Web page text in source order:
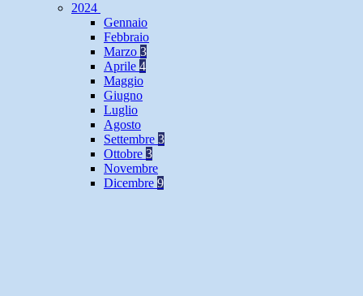
2024
Gennaio
Febbraio
Marzo 3
Aprile 4
Maggio
Giugno
Luglio
Agosto
Settembre 3
Ottobre 3
Novembre
Dicembre 9